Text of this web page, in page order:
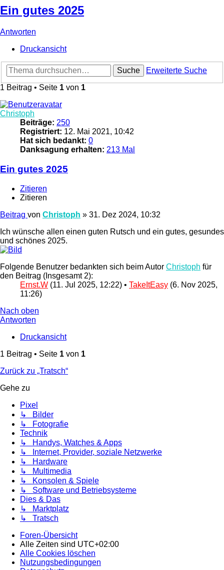
Ein gutes 2025
Antworten
Druckansicht
Suche
Erweiterte Suche
1 Beitrag • Seite 1 von 1
Christoph
Beiträge: 250
Registriert: 12. Mai 2021, 10:42
Hat sich bedankt: 0
Danksagung erhalten: 213 Mal
Ein gutes 2025
Zitieren
Zitieren
Beitrag von Christoph » 31. Dez 2024, 10:32
Ich wünsche allen einen guten Rutsch und ein gutes, gesundes
und schönes 2025.
Folgende Benutzer bedankten sich beim Autor Christoph für
den Beitrag (Insgesamt 2):
Ernst.W (11. Jul 2025, 12:22) • TakeItEasy (6. Nov 2025,
11:26)
Nach oben
Antworten
Druckansicht
1 Beitrag • Seite 1 von 1
Zurück zu „Tratsch“
Gehe zu
Pixel
↳ Bilder
↳ Fotografie
Technik
↳ Handys, Watches & Apps
↳ Internet, Provider, soziale Netzwerke
↳ Hardware
↳ Multimedia
↳ Konsolen & Spiele
↳ Software und Betriebsysteme
Dies & Das
↳ Marktplatz
↳ Tratsch
Foren-Übersicht
Alle Zeiten sind UTC+02:00
Alle Cookies löschen
Nutzungsbedingungen